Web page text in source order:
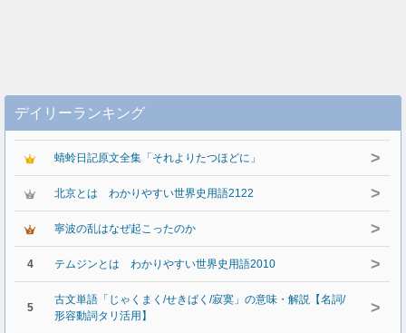
デイリーランキング
蜻蛉日記原文全集「それよりたつほどに」 >
北京とは わかりやすい世界史用語2122 >
寧波の乱はなぜ起こったのか >
4 テムジンとは わかりやすい世界史用語2010 >
5
古文単語「じゃくまく/せきばく/寂寞」の意味・解説【名詞/
形容動詞タリ活用】
>